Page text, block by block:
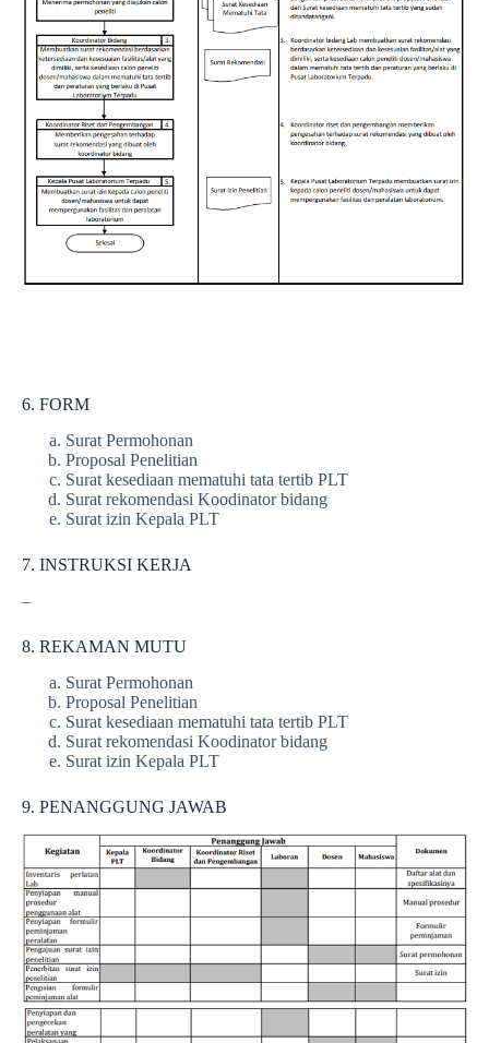
6. FORM
Surat Permohonan
Proposal Penelitian
Surat kesediaan mematuhi tata tertib PLT
Surat rekomendasi Koodinator bidang
Surat izin Kepala PLT
7. INSTRUKSI KERJA
–
8. REKAMAN MUTU
Surat Permohonan
Proposal Penelitian
Surat kesediaan mematuhi tata tertib PLT
Surat rekomendasi Koodinator bidang
Surat izin Kepala PLT
9. PENANGGUNG JAWAB